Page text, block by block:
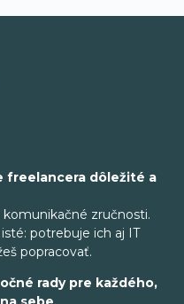
freelancera dôležité a
zručnosti.
potrebuje ich aj IT
popracovať.
rady pre každého,